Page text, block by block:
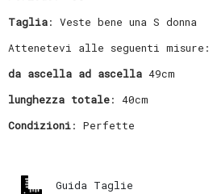
Taglia: Veste bene una S donna
Attenetevi alle seguenti misure:
da ascella ad ascella49cm
lunghezza totale: 40cm
Condizioni: Perfette
Guida Taglie